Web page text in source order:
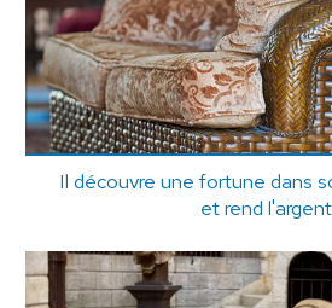
Il découvre une fortune dans
et rend